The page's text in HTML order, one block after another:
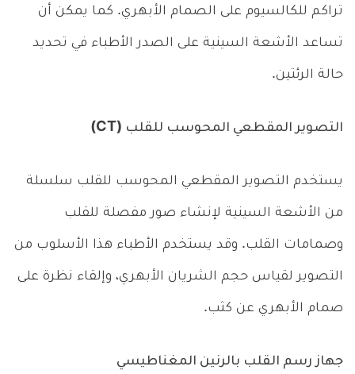
تراكم للكالسيوم على الصمام الأبهري. كما يمكن أن
تساعد الأشعة السينية على الصدر الأطباء في تحديد
حالة الرئتين.
التصوير المقطعي المحوسب للقلب (CT)
يستخدم التصوير المقطعي المحوسب للقلب سلسلة
من الأشعة السينية لإنشاء صور مفصلة للقلب
وصمامات القلب. وقد يستخدم الأطباء هذا الأسلوب من
التصوير لقياس حجم الشريان الأبهري، وإلقاء نظرة على
صمام الأبهري عن كثب.
جهاز رسم القلب بالرنين المغناطيسي